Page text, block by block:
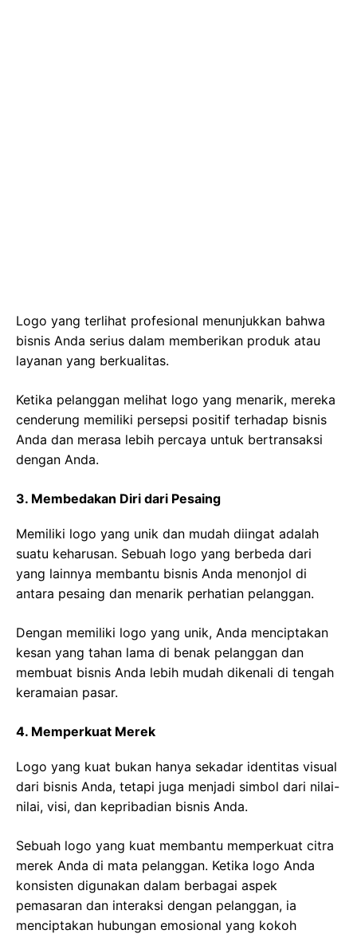
Logo yang terlihat profesional menunjukkan bahwa
bisnis Anda serius dalam memberikan produk atau
layanan yang berkualitas.
Ketika pelanggan melihat logo yang menarik, mereka
cenderung memiliki persepsi positif terhadap bisnis
Anda dan merasa lebih percaya untuk bertransaksi
dengan Anda.
3. Membedakan Diri dari Pesaing
Memiliki logo yang unik dan mudah diingat adalah
suatu keharusan. Sebuah logo yang berbeda dari
yang lainnya membantu bisnis Anda menonjol di
antara pesaing dan menarik perhatian pelanggan.
Dengan memiliki logo yang unik, Anda menciptakan
kesan yang tahan lama di benak pelanggan dan
membuat bisnis Anda lebih mudah dikenali di tengah
keramaian pasar.
4. Memperkuat Merek
Logo yang kuat bukan hanya sekadar identitas visual
dari bisnis Anda, tetapi juga menjadi simbol dari nilai-
nilai, visi, dan kepribadian bisnis Anda.
Sebuah logo yang kuat membantu memperkuat citra
merek Anda di mata pelanggan. Ketika logo Anda
konsisten digunakan dalam berbagai aspek
pemasaran dan interaksi dengan pelanggan, ia
menciptakan hubungan emosional yang kokoh